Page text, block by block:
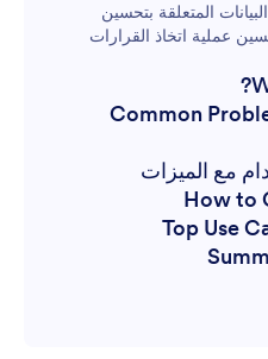
المتعلقة بتحسين
عملية اتخاذ القرارات
Common
مع الميزات
How to
Top Use